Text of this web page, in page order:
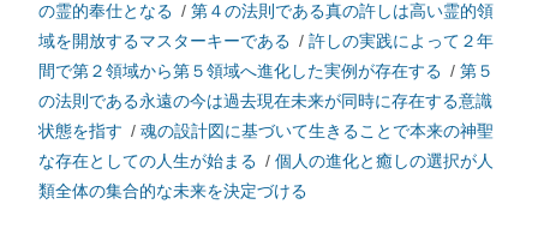
の霊的奉仕となる / 第４の法則である真の許しは高い霊的領
域を開放するマスターキーである / 許しの実践によって２年
間で第２領域から第５領域へ進化した実例が存在する / 第５
の法則である永遠の今は過去現在未来が同時に存在する意識
状態を指す / 魂の設計図に基づいて生きることで本来の神聖
な存在としての人生が始まる / 個人の進化と癒しの選択が人
類全体の集合的な未来を決定づける